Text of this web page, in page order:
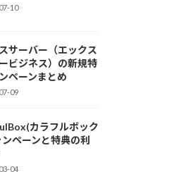
10
サーバー（エックス
ビジネス）の新規特
ペーンまとめ
09
カラフルボック
ンペーンと特典の利
04